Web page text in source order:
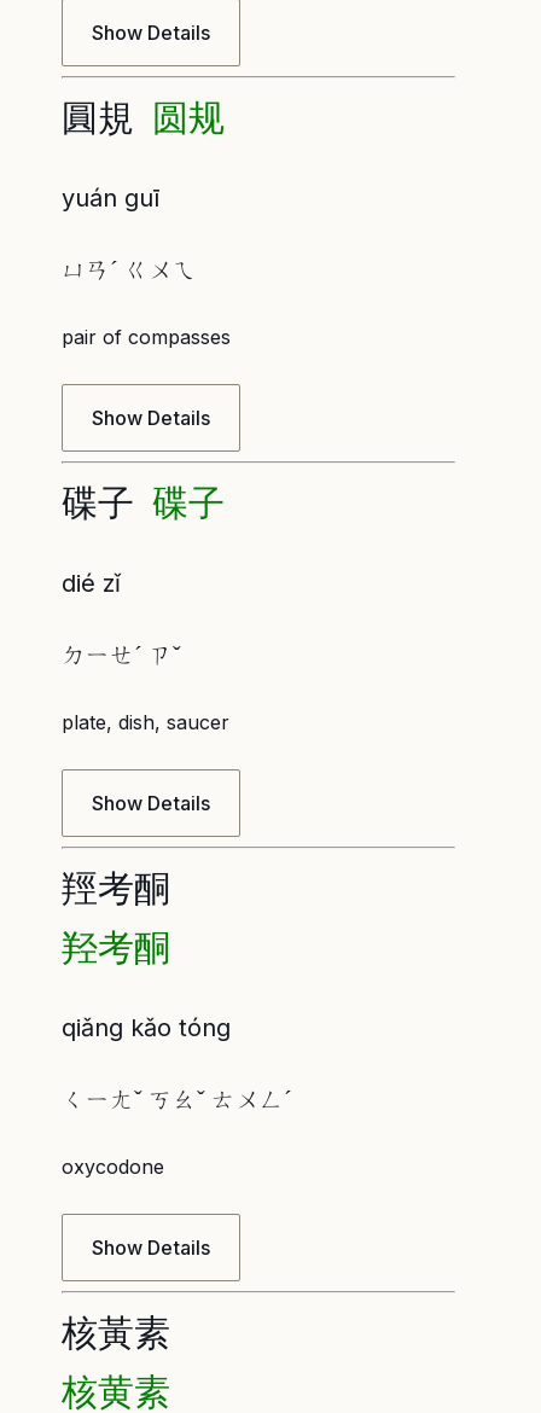
Show Details
圓規 圆规
yuán guī
ㄩㄢˊ ㄍㄨㄟ
pair of compasses
Show Details
碟子 碟子
dié zǐ
ㄉㄧㄝˊ ㄗˇ
plate, dish, saucer
Show Details
羥考酮
羟考酮
qiǎng kǎo tóng
ㄑㄧㄤˇ ㄎㄠˇ ㄊㄨㄥˊ
oxycodone
Show Details
核黃素
核黄素